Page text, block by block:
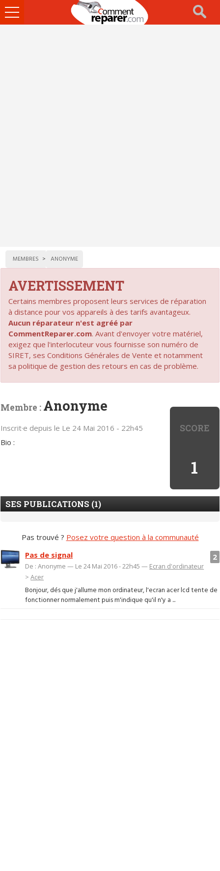
Ouvrir
le
MEMBRES ANONYME
AVERTISSEMENT
Certains membres proposent leurs services de réparation
à distance pour vos appareils à des tarifs avantageux.
Aucun réparateur n'est agréé par
CommentReparer.com. Avant d'envoyer votre matériel,
exigez que l'interlocuteur vous fournisse son numéro de
SIRET, ses Conditions Générales de Vente et notamment
sa politique de gestion des retours en cas de problème.
SCORE
1
Membre : Anonyme
Inscrit·e depuis le Le 24 Mai 2016 - 22h45
Bio :
SES PUBLICATIONS (1)
Pas trouvé ? Posez votre question à la communauté
2
Pas de signal
De : Anonyme — Le 24 Mai 2016 - 22h45 — Ecran d'ordinateur
>Acer
Bonjour, dés que j'allume mon ordinateur, l'ecran acer lcd tente de
fonctionner normalement puis m'indique qu'il n'y a ...